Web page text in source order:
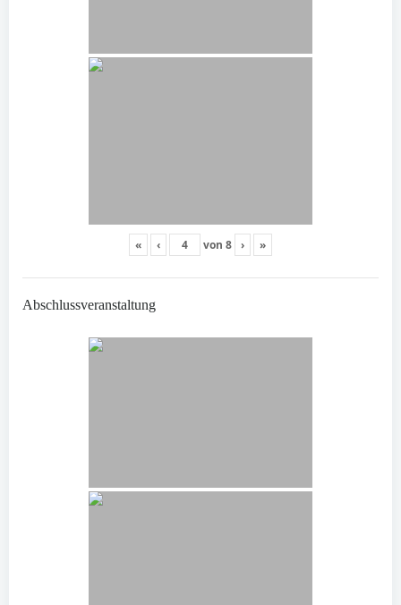
« ‹ von 8 › »
Abschlussveranstaltung